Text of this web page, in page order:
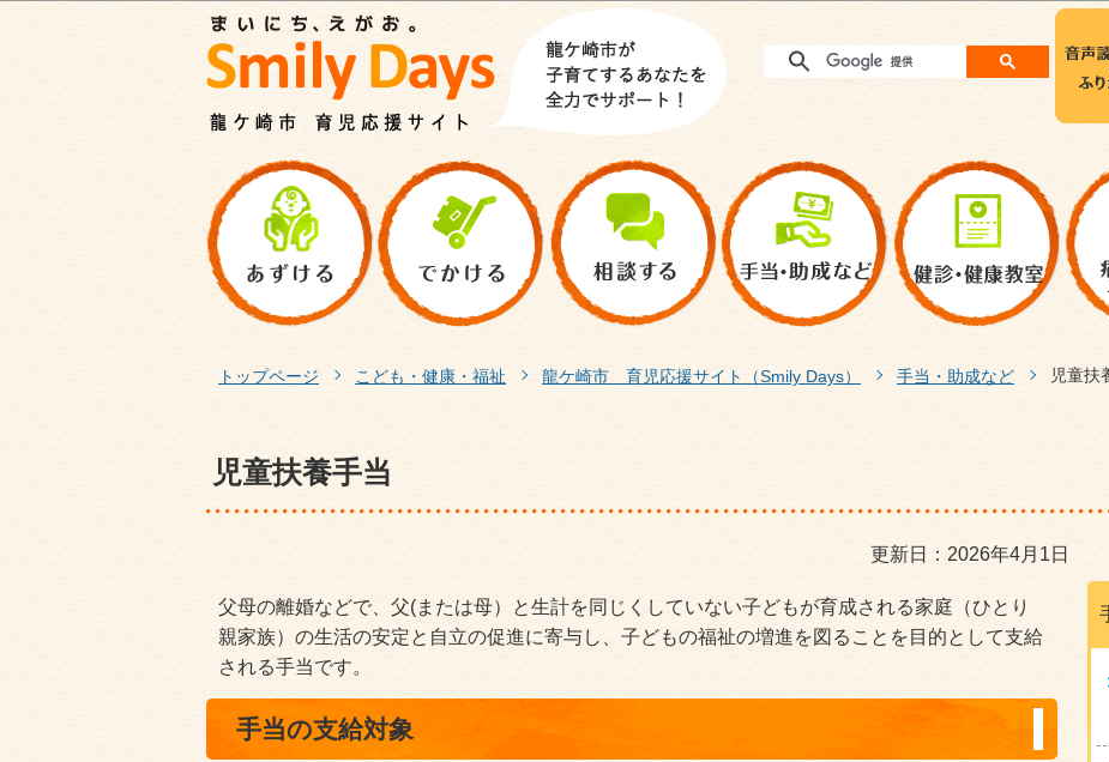
このページの本文へ移動
トップページ こども・健康・福祉 龍ケ崎市 育児応援サイト（Smily Days） 手当・助成など 児童扶
児童扶養手当
更新日：2026年4月1日
父母の離婚などで、父(または母）と生計を同じくしていない子どもが育成される家庭（ひとり
親家族）の生活の安定と自立の促進に寄与し、子どもの福祉の増進を図ることを目的として支給
される手当です。
手当の支給対象